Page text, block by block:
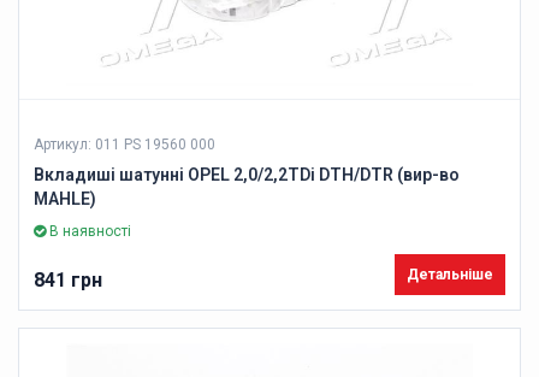
Артикул: 011 PS 19560 000
Вкладиші шатунні OPEL 2,0/2,2TDi DTH/DTR (вир-во
MAHLE)
В наявності
841 грн Детальніше